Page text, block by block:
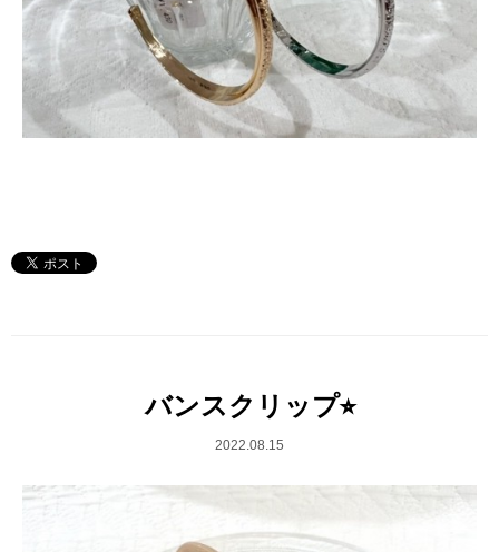
バンスクリップ⭐︎
2022.08.15